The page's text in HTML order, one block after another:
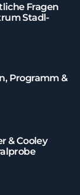
Fragen
Stadl-
Programm &
& Cooley